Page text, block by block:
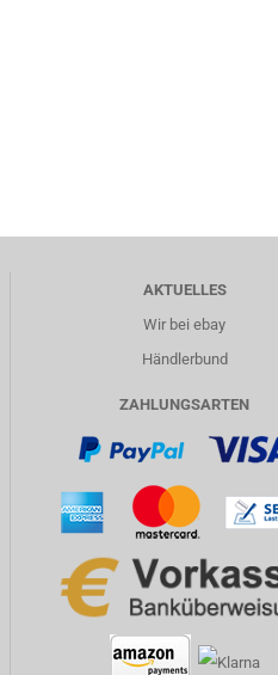
AKTUELLES
Wir bei ebay
Händlerbund
ZAHLUNGSARTEN